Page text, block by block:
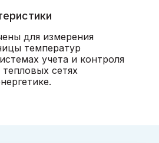
для измерения
температур
учета и контроля
сетях